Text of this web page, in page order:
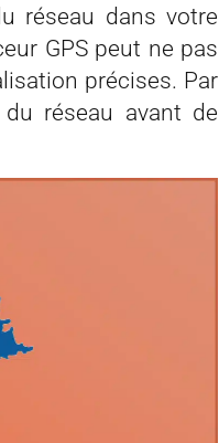
réseau dans votre
GPS peut ne pas
précises. Par
réseau avant de